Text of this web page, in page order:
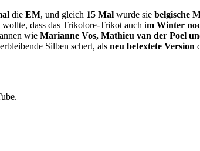
die EM, und gleich 15 Mal wurde sie belgische
wollte, dass das Trikolore-Trikot auch im Winter
wie Marianne Vos, Mathieu van der Poel
Silben schert, als neu betextete Version